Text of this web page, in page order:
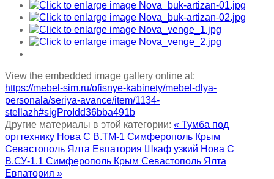
View the embedded image gallery online at:
https://mebel-sim.ru/ofisnye-kabinety/mebel-dlya-
personala/seriya-avance/item/1134-
stellazh#sigProIdd36bba491b
Другие материалы в этой категории: « Тумба под
оргтехнику Нова С В.ТМ-1 Симферополь Крым
Севастополь Ялта Евпатория Шкаф узкий Нова С
В.СУ-1.1 Симферополь Крым Севастополь Ялта
Евпатория »